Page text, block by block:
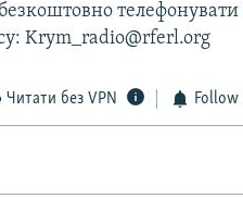
телефонувати
Krym_radio@rferl.org
Читати без VPN Follow